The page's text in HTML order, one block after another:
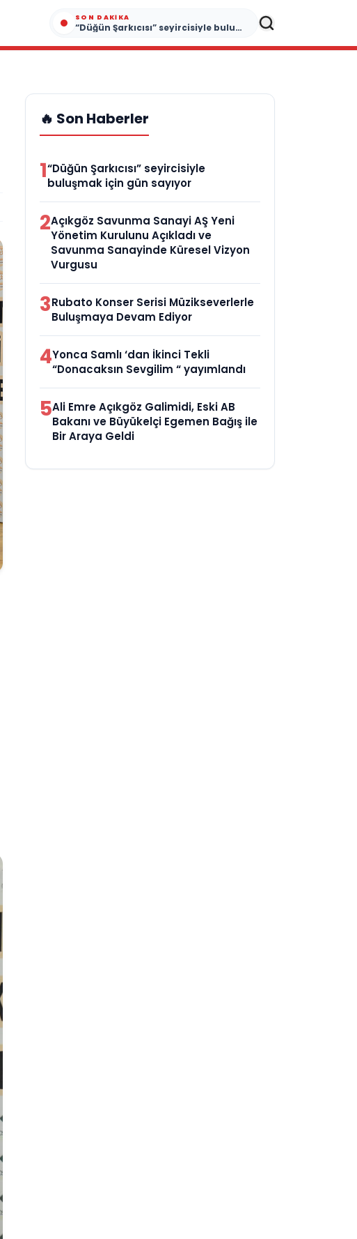
SON DAKIKA
“Düğün Şarkıcısı” seyircisiyle buluşmak için gün sayıyor
🔥 Son Haberler
1“Düğün Şarkıcısı” seyircisiyle
buluşmak için gün sayıyor
2Açıkgöz Savunma Sanayi AŞ Yeni
Yönetim Kurulunu Açıkladı ve
Savunma Sanayinde Küresel Vizyon
Vurgusu
3Rubato Konser Serisi Müzikseverlerle
Buluşmaya Devam Ediyor
4Yonca Samlı ‘dan İkinci Tekli
“Donacaksın Sevgilim “ yayımlandı
5Ali Emre Açıkgöz Galimidi, Eski AB
Bakanı ve Büyükelçi Egemen Bağış ile
Bir Araya Geldi